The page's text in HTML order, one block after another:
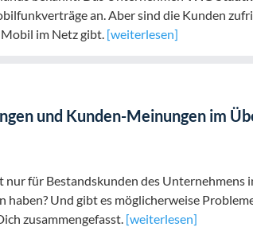
an. Aber sind die Kunden
im Netz gibt. [weiterlesen]
und Kunden-Meinungen im
nur für Bestandskunden des Unternehmens
Und gibt es möglicherweise
zusammengefasst. [weiterlesen]